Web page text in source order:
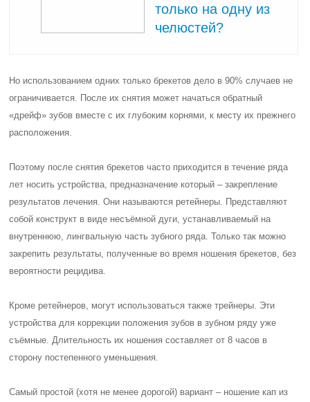
только на одну из
челюстей?
Но использованием одних только брекетов дело в 90% случаев не
ограничивается. После их снятия может начаться обратный
«дрейф» зубов вместе с их глубоким корнями, к месту их прежнего
расположения.
Поэтому после снятия брекетов часто приходится в течение ряда
лет носить устройства, предназначение который – закрепление
результатов лечения. Они называются ретейнеры. Представляют
собой конструкт в виде несъёмной дуги, устанавливаемый на
внутреннюю, лингвальную часть зубного ряда. Только так можно
закрепить результаты, полученные во время ношения брекетов, без
вероятности рецидива.
Кроме ретейнеров, могут использоваться также трейнеры. Эти
устройства для коррекции положения зубов в зубном ряду уже
съёмные. Длительность их ношения составляет от 8 часов в
сторону постепенного уменьшения.
Самый простой (хотя не менее дорогой) вариант – ношение кап из